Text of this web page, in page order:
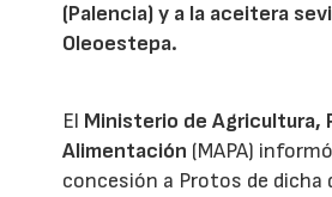
(Palencia) y a la aceitera
Oleoestepa.
El Ministerio de Agricultura,
Alimentación (MAPA)
concesión a Protos de dicha